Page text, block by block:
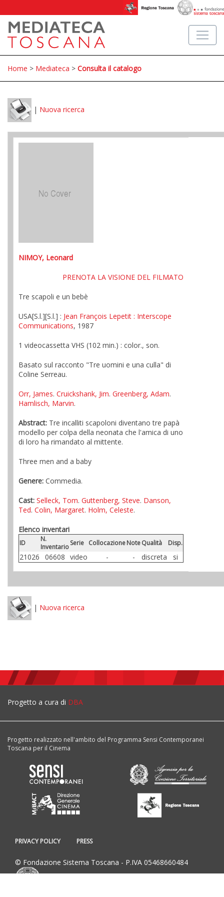
Home > Mediateca > Consulta il catalogo
| Nuova ricerca
NIMOY, Leonard
PRENOTA LA VISIONE DEL FILMATO
Tre scapoli e un bebè
USA[S.l.][S.l.] : Jean François Lepetit : Interscope
Communications, 1987
1 videocassetta VHS (102 min.) : color., son.
Basato sul racconto "Tre uomini e una culla" di
Coline Serreau.
Orr, James. Cruickshank, Jim. Greenberg, Adam.
Hamlisch, Marvin.
Abstract: Tre incalliti scapoloni diventano tre papà
modello per colpa della neonata che l'amica di uno
di loro ha rimandato al mittente.
Three men and a baby
Genere: Commedia.
Cast: Selleck, Tom. Guttenberg, Steve. Danson,
Ted. Colin, Margaret. Holm, Celeste.
Elenco inventari
ID
N.
InventarioSerie CollocazioneNoteQualità Disp.
21026 06608 video - - discreta si
| Nuova ricerca
Progetto a cura di DBA
Progetto realizzato nell'ambito del Programma Sensi Contemporanei
Toscana per il Cinema
PRIVACY POLICY PRESS
© Fondazione Sistema Toscana - P.IVA 05468660484